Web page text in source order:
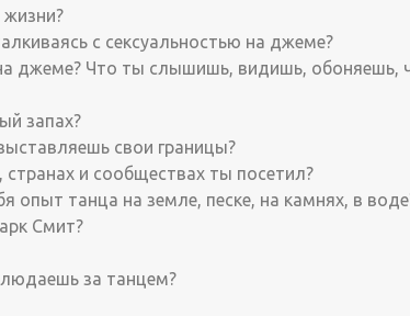
с сексуальностью на джеме?
джеме? Что ты слышишь, видишь, обоняешь,
запах?
свои границы?
и сообществах ты посетил?
опыт танца на земле, песке, на камнях, в
Смит?
за танцем?